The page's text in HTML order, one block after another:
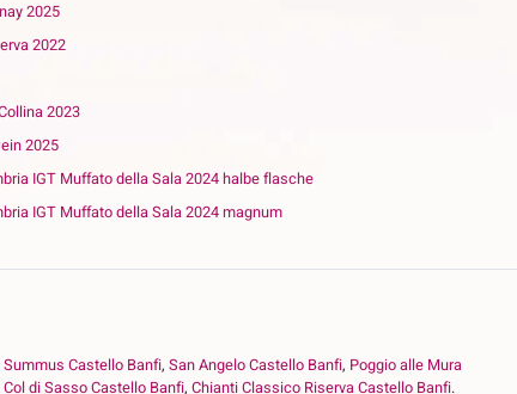
2025
2022
2023
2025
IGT Muffato della Sala 2024 halbe flasche
IGT Muffato della Sala 2024 magnum
Summus Castello Banfi, San Angelo Castello Banfi, Poggio alle Mura
Col di Sasso Castello Banfi, Chianti Classico Riserva Castello Banfi.